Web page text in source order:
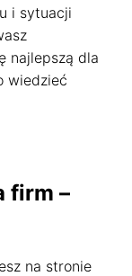
i sytuacji
najlepszą dla
wiedzieć
firm –
na stronie